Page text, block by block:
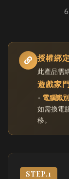
授權綁
此產品需
遊戲家
+ 電腦識
如需換電
移。
STEP.1